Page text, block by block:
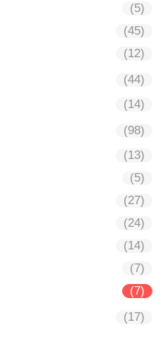
(5)
(45)
(12)
(44)
(14)
(98)
(13)
(5)
(27)
(24)
(14)
(7)
(7)
(17)